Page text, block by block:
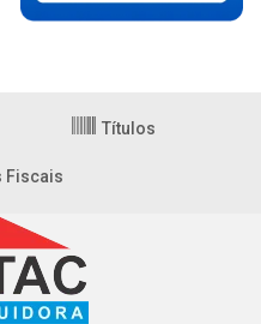
Títulos
Fiscais